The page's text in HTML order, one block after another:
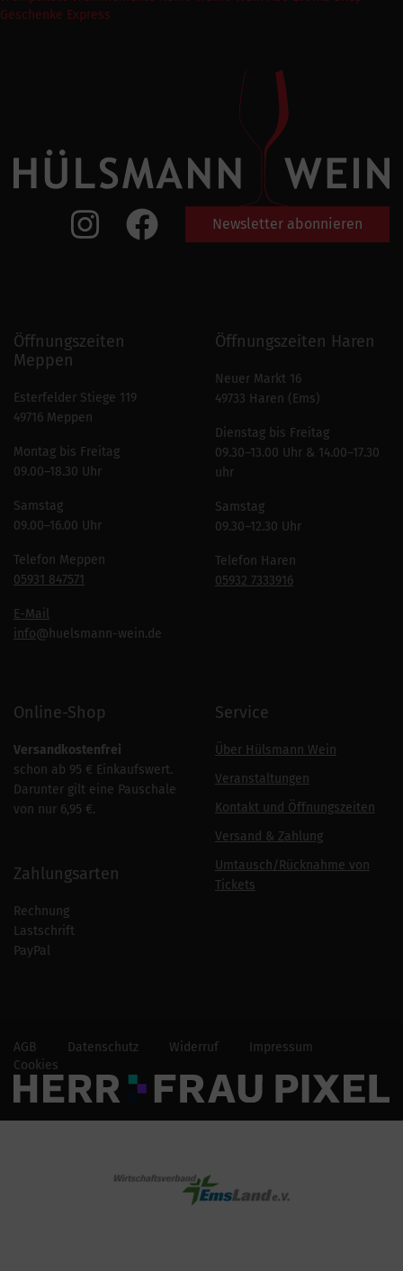
Geschenke Express
Newsletter abonnieren
Öffnungszeiten
Meppen
Esterfelder Stiege 119
49716 Meppen
Montag bis Freitag
09.00–18.30 Uhr
Samstag
09.00–16.00 Uhr
Telefon Meppen
05931 847571
E-Mail
info@huelsmann-wein.de
Öffnungszeiten Haren
Neuer Markt 16
49733 Haren (Ems)
Dienstag bis Freitag
09.30–13.00 Uhr & 14.00–17.30
uhr
Samstag
09.30–12.30 Uhr
Telefon Haren
05932 7333916
Online-Shop
Versandkostenfrei
schon ab 95 € Einkaufswert.
Darunter gilt eine Pauschale
von nur 6,95 €.
Zahlungsarten
Rechnung
Lastschrift
PayPal
Service
Über Hülsmann Wein
Veranstaltungen
Kontakt und Öffnungszeiten
Versand & Zahlung
Umtausch/Rücknahme von
Tickets
AGB Datenschutz Widerruf
Impressum
Cookies